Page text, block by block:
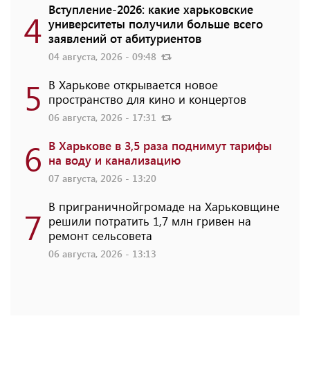
4 Вступление-2026: какие харьковские
университеты получили больше всего
заявлений от абитуриентов
04 августа, 2026 - 09:48
5 В Харькове открывается новое
пространство для кино и концертов
06 августа, 2026 - 17:31
6 В Харькове в 3,5 раза поднимут тарифы
на воду и канализацию
07 августа, 2026 - 13:20
7 В приграничнойгромаде на Харьковщине
решили потратить 1,7 млн ​​гривен на
ремонт сельсовета
06 августа, 2026 - 13:13